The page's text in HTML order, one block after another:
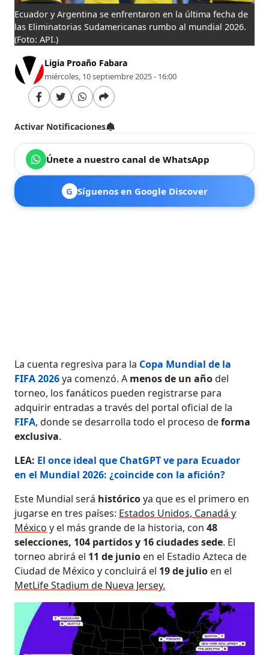
Ecuador y Argentina se enfrentaron en la última fecha de
las Eliminatorias Sudamericanas rumbo al mundial 2026.
(Foto: API.)
Ligia Proaño Fabara
miércoles, 10 septiembre 2025 - 16:00
Activar Notificaciones
Únete a nuestro canal de WhatsApp
G Síguenos en Google Discover
La cuenta regresiva para la Copa Mundial de la
FIFA 2026ya comenzó. A menos de un añodel
torneo, los fanáticos pueden registrarse para
adquirir entradas a través del portal oficial de la
FIFA, donde se desarrolla todo el proceso deforma
exclusiva.
LEA: El once ideal que ChatGPT ve para Ecuador
en el Mundial 2026: ¿coincide con la afición?
Este Mundial será históricoya que es el primero en
jugarse en tres países: Estados Unidos, Canadá y
México y el más grande de la historia, con48
selecciones, 104 partidos y 16 ciudades sede. El
torneo abrirá el 11 de junio en el Estadio Azteca de
Ciudad de México y concluirá el 19 de julio en el
MetLife Stadium de Nueva Jersey.